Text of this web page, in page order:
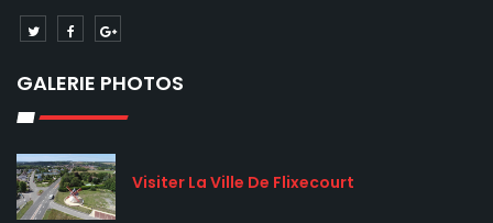
GALERIE PHOTOS
Visiter La Ville De Flixecourt